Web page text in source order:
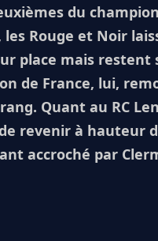
du
Rouge et Noir
place mais restent
de France, lui,
Quant au RC
revenir à hauteur
accroché par